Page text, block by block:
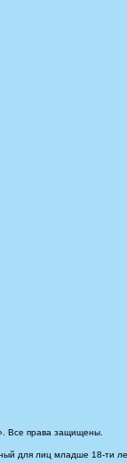
Все права защищены.
для лиц младше 18-ти